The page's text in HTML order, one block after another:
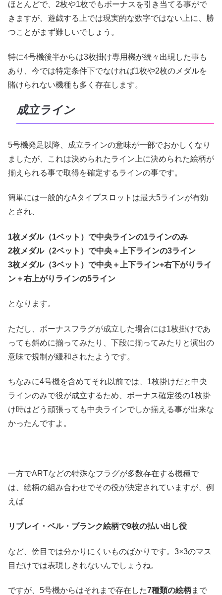
ほとんどで、2枚や1枚でもボーナスを引き当てる事がで
きますが、遊戯する上では現実的な数字ではない上に、勝
つことがまず難しいでしょう。
特に4号機後半からは3枚掛け専用機が続々出現した事も
あり、今では特定条件下でなければ1枚や2枚のメダルを
賭けられない機種も多く存在します。
成立ライン
5号機発足以降、成立ラインの意味が一部でおかしくなり
ましたが、これは決められたライン上に決められた絵柄が
揃えられる事で取得を確定するラインの事です。
簡単には一般的なAタイプスロットは最大5ラインが有効
とされ、
1枚メダル（1ベット）で中央ラインの1ラインのみ
2枚メダル（2ベット）で中央＋上下ラインの3ライン
3枚メダル（3ベット）で中央＋上下ライン+右下がりライ
ン＋右上がりラインの5ライン
となります。
ただし、ボーナスフラグが成立した場合には1枚掛けであ
っても斜めに揃ってみたり、下段に揃ってみたりと演出の
意味で規制が緩和されたようです。
ちなみに4号機を含めてそれ以前では、1枚掛けだと中央
ラインのみで役が成立するため、ボーナス確定後の1枚掛
け時はどう頑張っても中央ラインでしか揃える事が出来な
かったんですよ。
一方でARTなどの特殊なフラグが多数存在する機種で
は、絵柄の組み合わせでその役が決定されていますが、例
えば
リプレイ・ベル・ブランク絵柄で9枚の払い出し役
など、傍目では分かりにくいものばかりです。3×3のマス
目だけでは表現しきれないんでしょうね。
ですが、5号機からはそれまで存在した7種類の絵柄まで